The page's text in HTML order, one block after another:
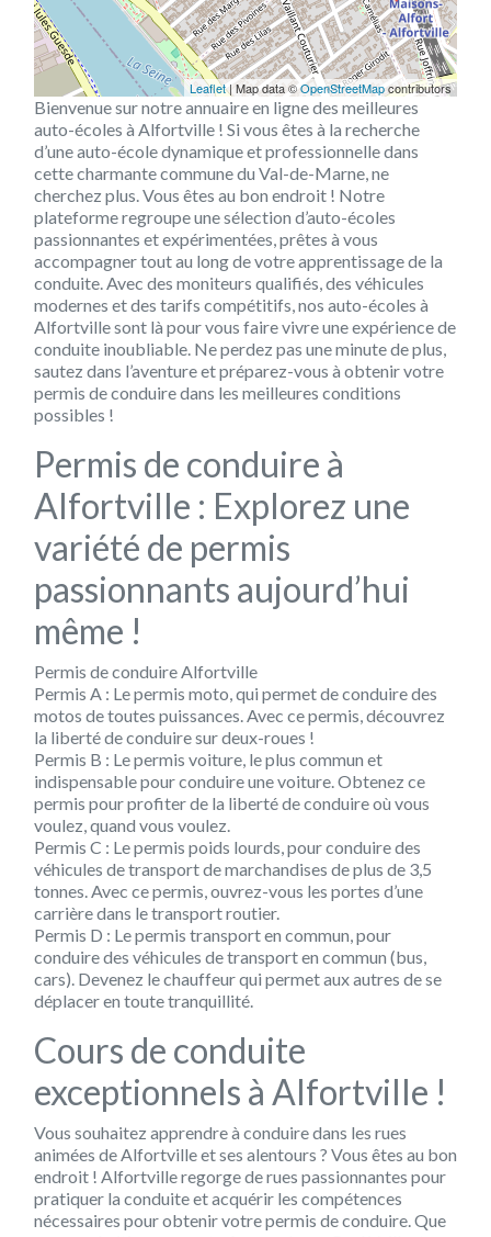
Leaflet| Map data ©OpenStreetMapcontributors
Bienvenue sur notre annuaire en ligne des meilleures
auto-écoles à Alfortville ! Si vous êtes à la recherche
d’une auto-école dynamique et professionnelle dans
cette charmante commune du Val-de-Marne, ne
cherchez plus. Vous êtes au bon endroit ! Notre
plateforme regroupe une sélection d’auto-écoles
passionnantes et expérimentées, prêtes à vous
accompagner tout au long de votre apprentissage de la
conduite. Avec des moniteurs qualifiés, des véhicules
modernes et des tarifs compétitifs, nos auto-écoles à
Alfortville sont là pour vous faire vivre une expérience de
conduite inoubliable. Ne perdez pas une minute de plus,
sautez dans l’aventure et préparez-vous à obtenir votre
permis de conduire dans les meilleures conditions
possibles !
Permis de conduire à
Alfortville : Explorez une
variété de permis
passionnants aujourd’hui
même !
Permis de conduire Alfortville
Permis A : Le permis moto, qui permet de conduire des
motos de toutes puissances. Avec ce permis, découvrez
la liberté de conduire sur deux-roues !
Permis B : Le permis voiture, le plus commun et
indispensable pour conduire une voiture. Obtenez ce
permis pour profiter de la liberté de conduire où vous
voulez, quand vous voulez.
Permis C : Le permis poids lourds, pour conduire des
véhicules de transport de marchandises de plus de 3,5
tonnes. Avec ce permis, ouvrez-vous les portes d’une
carrière dans le transport routier.
Permis D : Le permis transport en commun, pour
conduire des véhicules de transport en commun (bus,
cars). Devenez le chauffeur qui permet aux autres de se
déplacer en toute tranquillité.
Cours de conduite
exceptionnels à Alfortville !
Vous souhaitez apprendre à conduire dans les rues
animées de Alfortville et ses alentours ? Vous êtes au bon
endroit ! Alfortville regorge de rues passionnantes pour
pratiquer la conduite et acquérir les compétences
nécessaires pour obtenir votre permis de conduire. Que